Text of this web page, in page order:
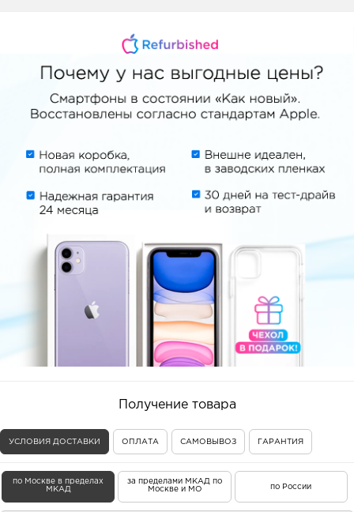
Получение товара
УСЛОВИЯ ДОСТАВКИ ОПЛАТА САМОВЫВОЗ ГАРАНТИЯ
по Москве в пределах
МКАД
за пределами МКАД по
Москве и МО
по России